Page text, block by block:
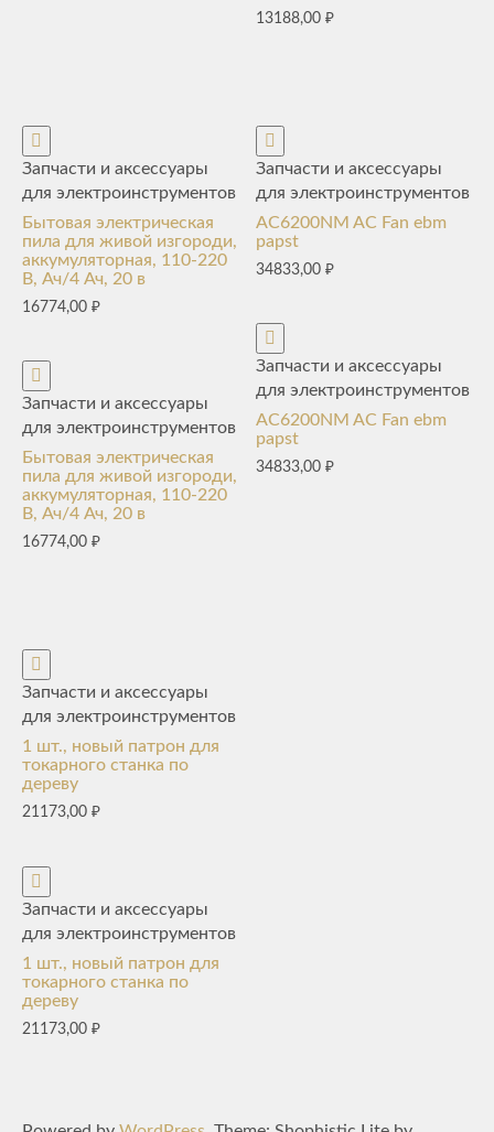
13188,00₽
Запчасти и аксессуары
для электроинструментов
Бытовая электрическая
пила для живой изгороди,
аккумуляторная, 110-220
В, Ач/4 Ач, 20 в
16774,00 ₽
Запчасти и аксессуары
для электроинструментов
Бытовая электрическая
пила для живой изгороди,
аккумуляторная, 110-220
В, Ач/4 Ач, 20 в
16774,00 ₽
Запчасти и аксессуары
для электроинструментов
AC6200NM AC Fan ebm
papst
34833,00₽
Запчасти и аксессуары
для электроинструментов
AC6200NM AC Fan ebm
papst
34833,00₽
Запчасти и аксессуары
для электроинструментов
1 шт., новый патрон для
токарного станка по
дереву
21173,00 ₽
Запчасти и аксессуары
для электроинструментов
1 шт., новый патрон для
токарного станка по
дереву
21173,00 ₽